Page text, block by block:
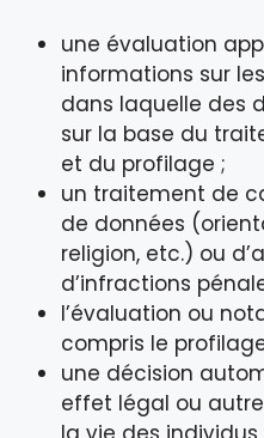
une évaluation
informations sur
dans laquelle des
sur la base du
et du profilage ;
un traitement de
de données
religion, etc.) ou
d’infractions
l’évaluation ou
compris le
une décision
effet légal ou